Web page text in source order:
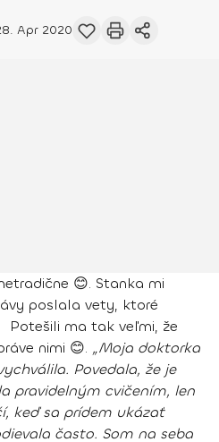
Apr 2020
😊. Stanka mi
poslala vety, ktoré
Potešili ma tak veľmi, že
nimi 😊. „Moja doktorka
Povedala, že je
pravidelným cvičením, len
keď sa prídem ukázať
často. Som na seba